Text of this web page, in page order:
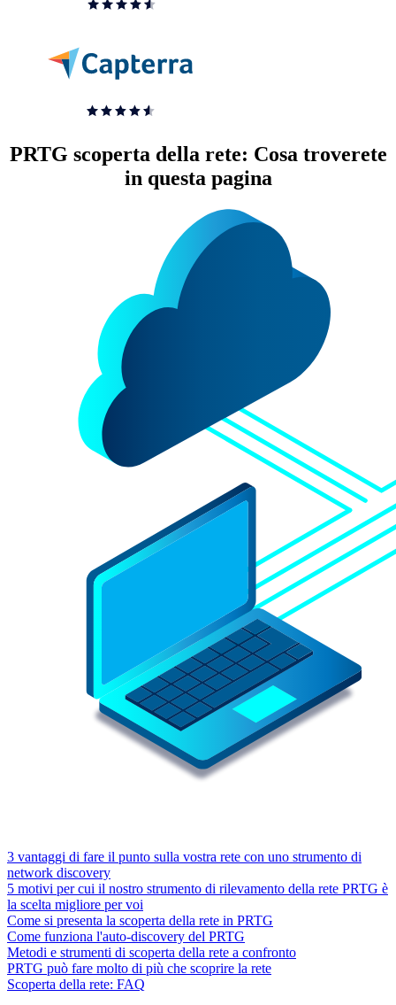
PRTG scoperta della rete: Cosa troverete
in questa pagina
3 vantaggi di fare il punto sulla vostra rete con uno strumento di
network discovery
5 motivi per cui il nostro strumento di rilevamento della rete PRTG è
la scelta migliore per voi
Come si presenta la scoperta della rete in PRTG
Come funziona l'auto-discovery del PRTG
Metodi e strumenti di scoperta della rete a confronto
PRTG può fare molto di più che scoprire la rete
Scoperta della rete: FAQ